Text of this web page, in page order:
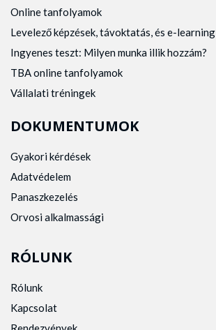
Online tanfolyamok
Levelező képzések, távoktatás, és e-learning
Ingyenes teszt: Milyen munka illik hozzám?
TBA online tanfolyamok
Vállalati tréningek
DOKUMENTUMOK
Gyakori kérdések
Adatvédelem
Panaszkezelés
Orvosi alkalmassági
RÓLUNK
Rólunk
Kapcsolat